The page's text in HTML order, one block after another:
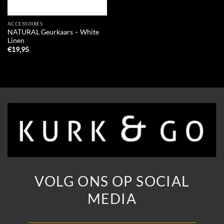
ACCESSOIRES
NATURAL Geurkaars – White
Linen
€19,95
VOLG ONS OP SOCIAL
MEDIA